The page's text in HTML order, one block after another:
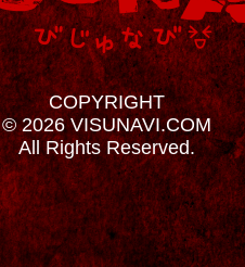
COPYRIGHT
© 2026 VISUNAVI.COM
All Rights Reserved.